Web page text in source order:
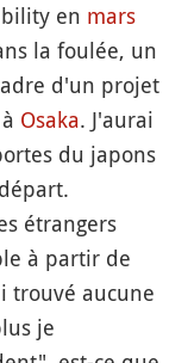
en mars
la foulée, un
d'un projet
Osaka. J'aurai
du japons
étrangers
à partir de
trouvé aucune
je